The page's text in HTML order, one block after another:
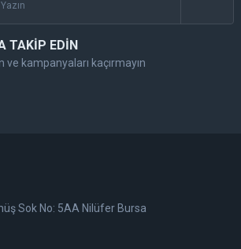
TAKİP EDİN
ve kampanyaları kaçırmayın
Sok No: 5AA Nilüfer Bursa